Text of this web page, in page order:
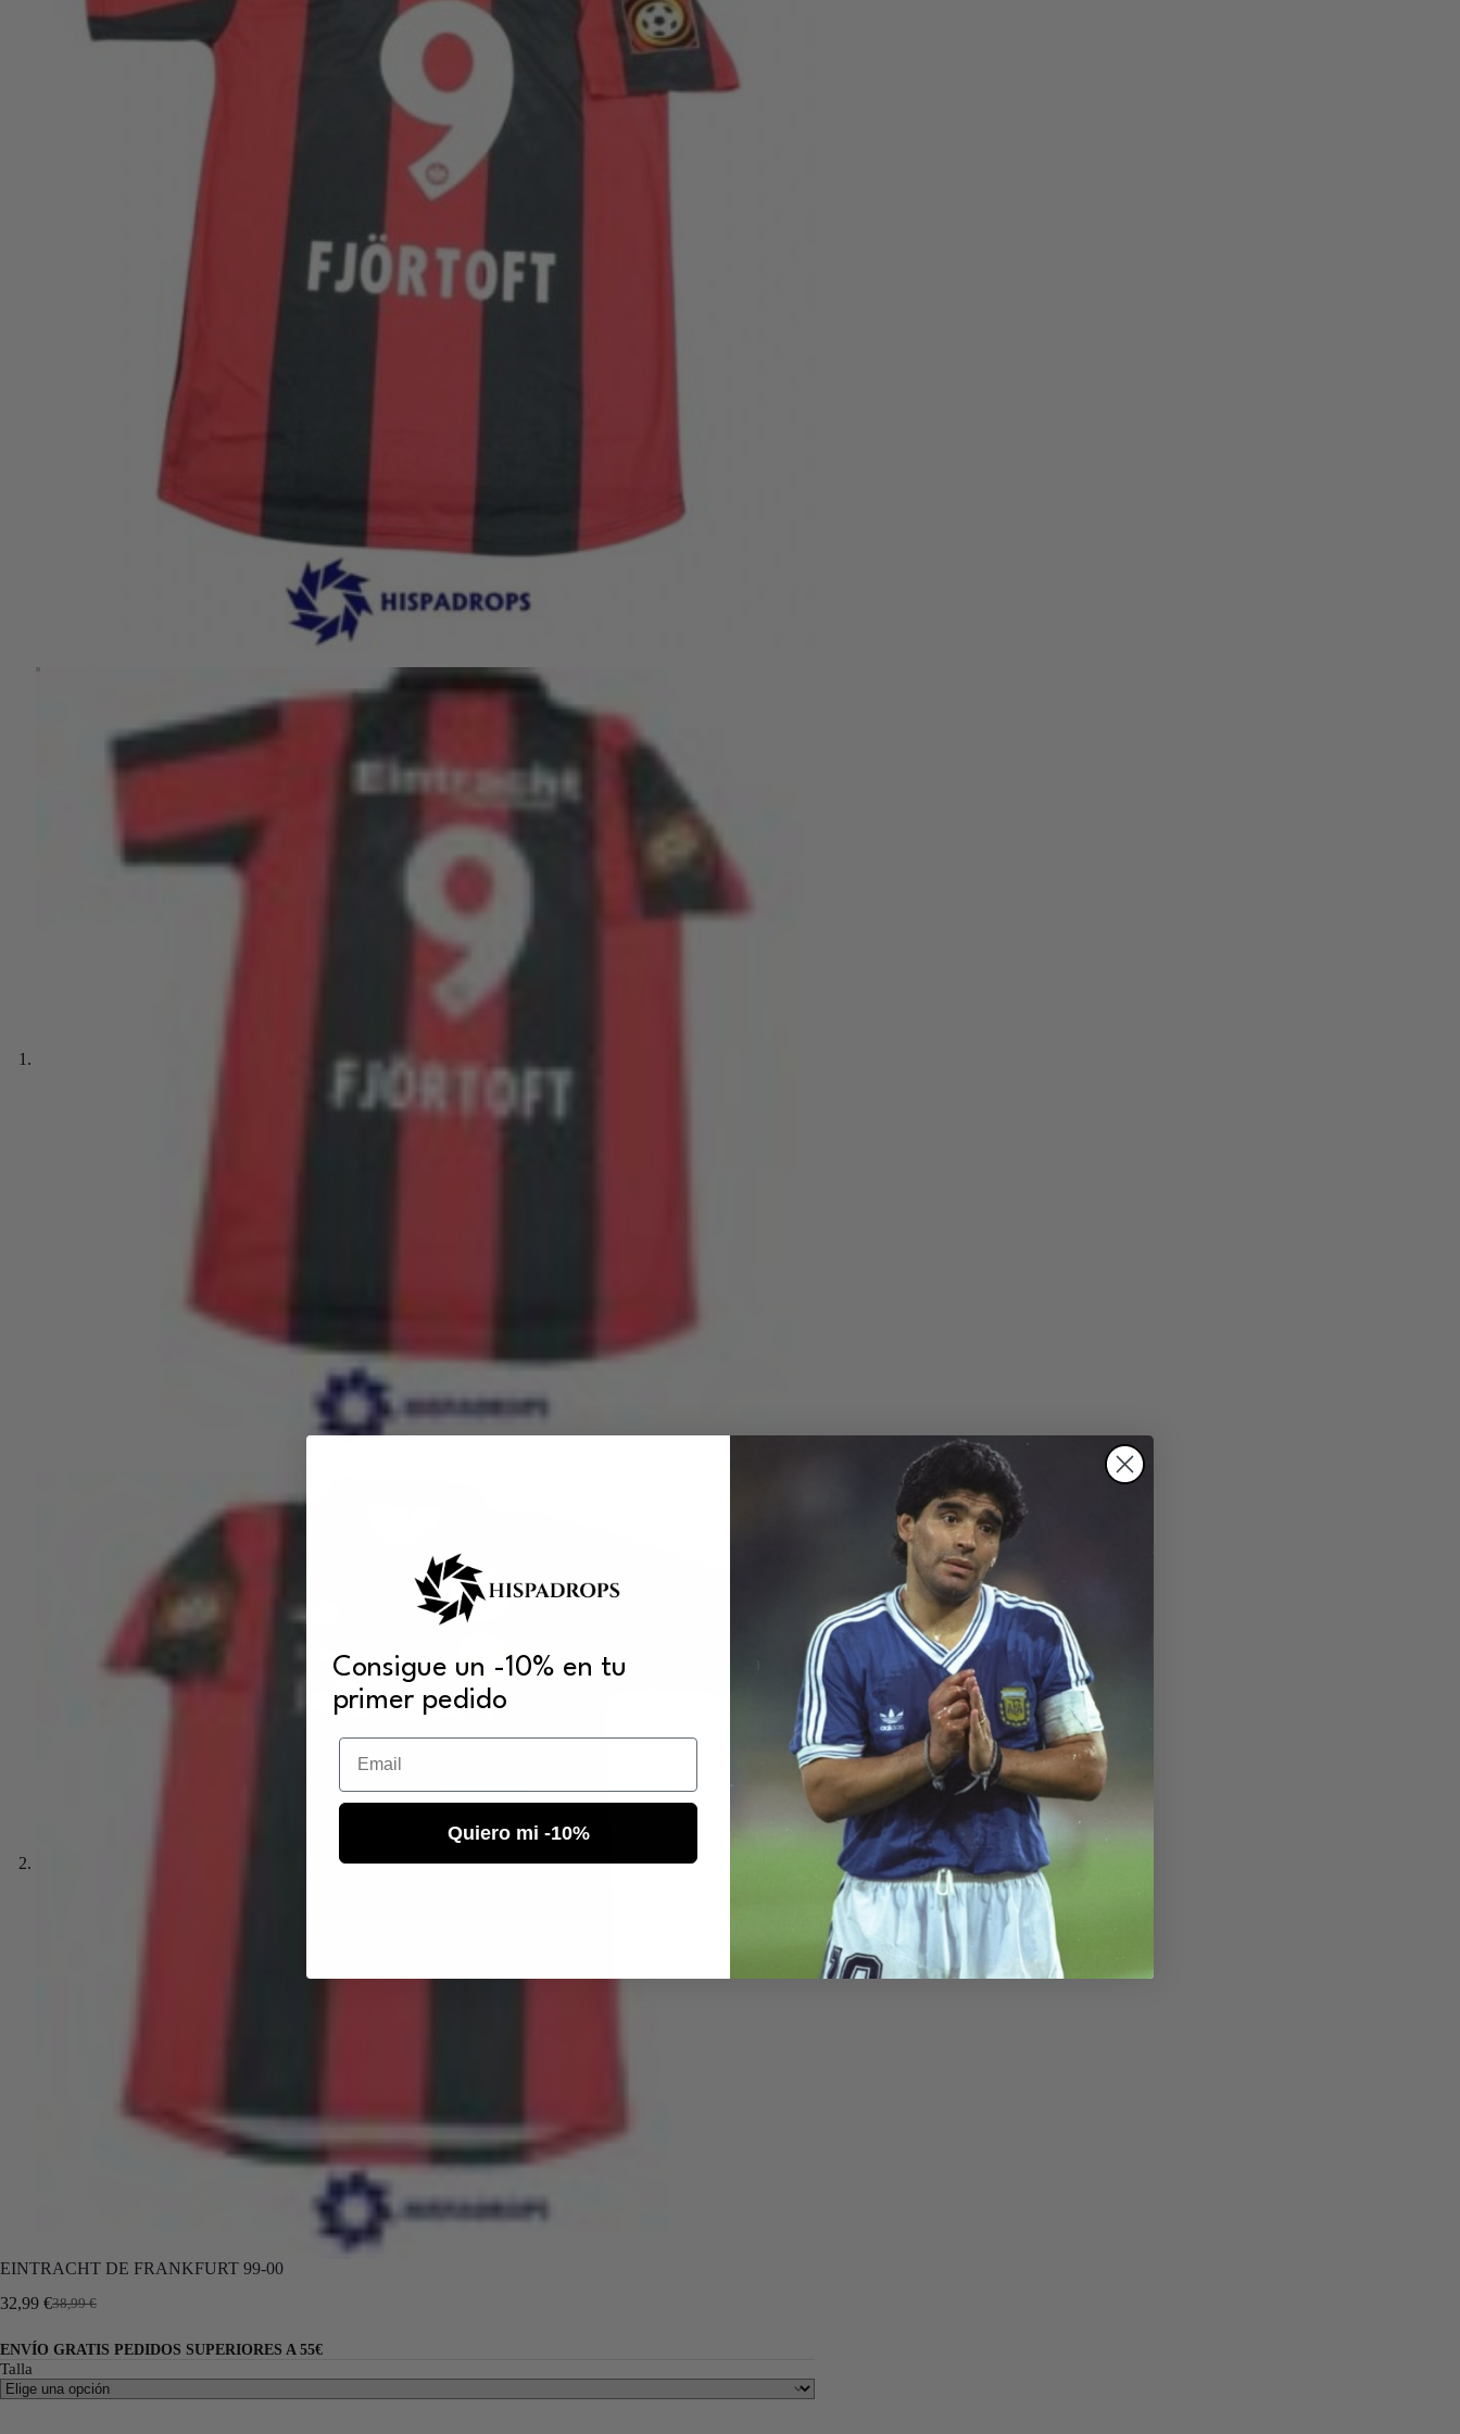
EINTRACHT DE FRANKFURT 99-00
38,99€
32,99 €
ENVÍO GRATIS PEDIDOS SUPERIORES A 55€
Talla
Consigue un -10% en tu
primer pedido
Email
Quiero mi -10%